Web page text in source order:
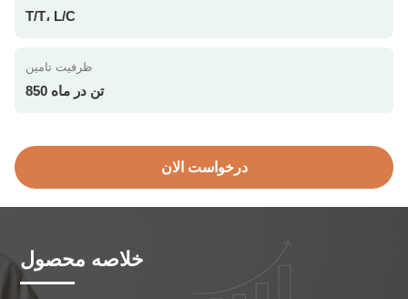
T/T، L/C
ظرفیت تامین
850 تن در ماه
درخواست الان
خلاصه محصول